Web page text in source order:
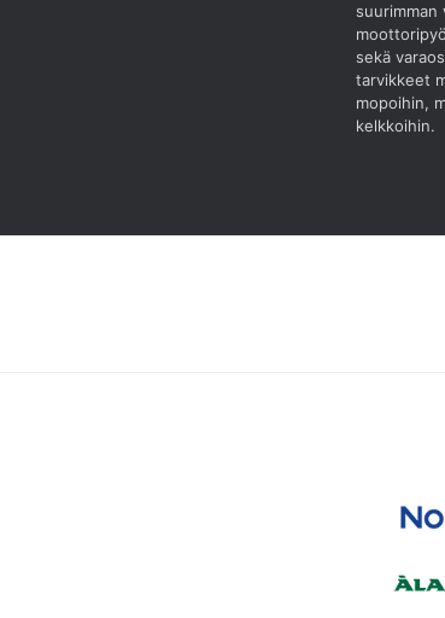
suurimman
sekä
tarvikkeet
mopoihin,
kelkkoihin.